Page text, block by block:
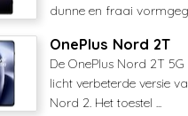
dunne en fraai
OnePlus Nord 2T
De OnePlus Nord 2T 5G
licht verbeterde versie
Nord 2. Het toestel ...